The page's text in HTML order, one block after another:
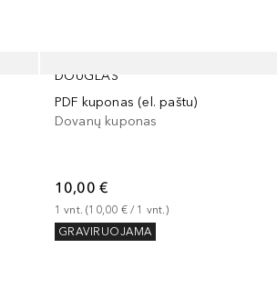
DOUGLAS
PDF kuponas (el. paštu)
Dovanų kuponas
10,00 €
1 vnt. (10,00 € / 1 vnt.)
GRAVIRUOJAMA